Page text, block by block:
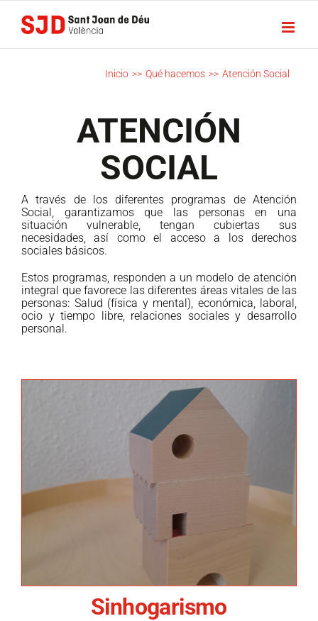
Saltar
contenido
Inicio >> Qué hacemos >> Atención Social
ATENCIÓN
SOCIAL
A través de los diferentes programas de Atención
Social, garantizamos que las personas en una
situación vulnerable, tengan cubiertas sus
necesidades, así como el acceso a los derechos
sociales básicos.
Estos programas, responden a un modelo de atención
integral que favorece las diferentes áreas vitales de las
personas: Salud (física y mental), económica, laboral,
ocio y tiempo libre, relaciones sociales y desarrollo
personal.
Sinhogarismo